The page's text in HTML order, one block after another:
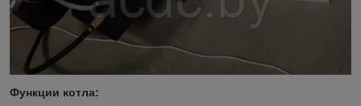
Функции котла: